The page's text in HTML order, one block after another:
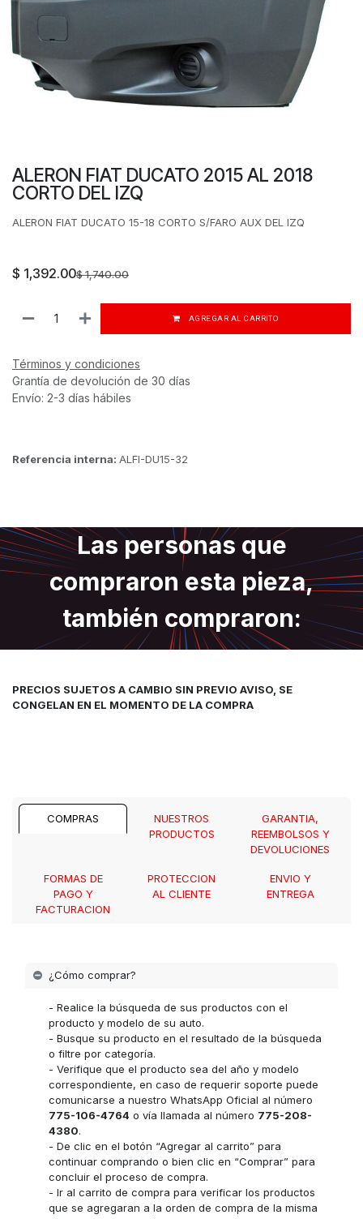
ALERON FIAT DUCATO 2015 AL 2018
CORTO DEL IZQ
ALERON FIAT DUCATO 15-18 CORTO S/FARO AUX DEL IZQ
$ 1,392.00$1,740.00
AGREGAR AL CARRITO
Términos y condiciones
Grantía de devolución de 30 días
Envío: 2-3 días hábiles
Referencia interna: ALFI-DU15-32
Las personas que
compraron esta pieza,
también compraron:
PRECIOS SUJETOS A CAMBIO SIN PREVIO AVISO, SE
CONGELAN EN EL MOMENTO DE LA COMPRA
COMPRAS
NUESTROS
PRODUCTOS
GARANTIA,
REEMBOLSOS Y
DEVOLUCIONES
FORMAS DE
PAGO Y
FACTURACION
PROTECCION
AL CLIENTE
ENVIO Y
ENTREGA
¿Cómo comprar?
- Realice la búsqueda de sus productos con el
producto y modelo de su auto.
- Busque su producto en el resultado de la búsqueda
o filtre por categoría.
- Verifique que el producto sea del año y modelo
correspondiente, en caso de requerir soporte puede
comunicarse a nuestro WhatsApp Oficial al número
775-106-4764 o vía llamada al número 775-208-
4380.
- De clic en el botón “Agregar al carrito” para
continuar comprando o bien clic en “Comprar” para
concluir el proceso de compra.
- Ir al carrito de compra para verificar los productos
que se agregaran a la orden de compra de la misma